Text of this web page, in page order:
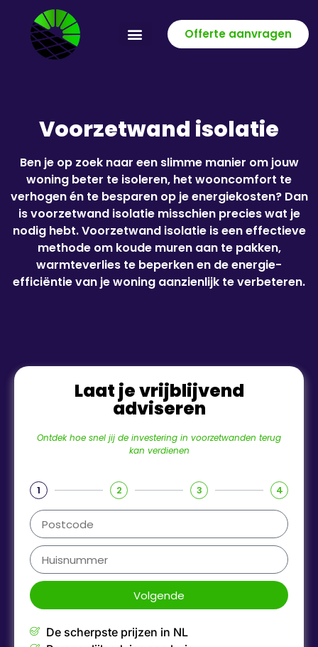
Offerte aanvragen
Voorzetwand isolatie
Ben je op zoek naar een slimme manier om jouw
woning beter te isoleren, het wooncomfort te
verhogen én te besparen op je energiekosten? Dan
is voorzetwand isolatie misschien precies wat je
nodig hebt. Voorzetwand isolatie is een effectieve
methode om koude muren aan te pakken,
warmteverlies te beperken en de energie-
efficiëntie van je woning aanzienlijk te verbeteren.
Laat je vrijblijvend
adviseren
Ontdek hoe snel jij de investering in voorzetwanden terug
kan verdienen
1 2 3 4
Volgende
De scherpste prijzen in NL